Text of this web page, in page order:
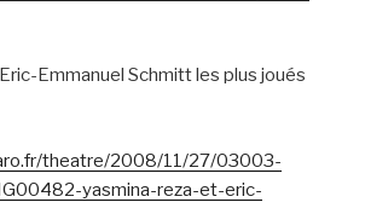
Emmanuel Schmitt les plus joués
theatre/2008/11/27/03003-
yasmina-reza-et-eric-